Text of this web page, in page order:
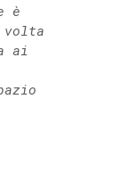
è
volta
ai